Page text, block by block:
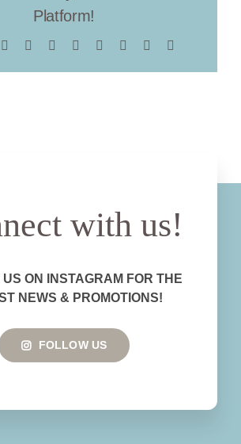
Platform!
Reddit LinkedInWhatsApp
TumblrPinterest Xing
with us!
US ON INSTAGRAM FOR THE
NEWS & PROMOTIONS!
FOLLOW US